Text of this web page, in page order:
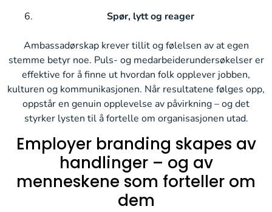
Spør, lytt og reager
Ambassadørskap krever tillit og følelsen av at egen
stemme betyr noe. Puls- og medarbeiderundersøkelser er
effektive for å finne ut hvordan folk opplever jobben,
kulturen og kommunikasjonen. Når resultatene følges opp,
oppstår en genuin opplevelse av påvirkning – og det
styrker lysten til å fortelle om organisasjonen utad.
Employer branding skapes av
handlinger – og av
menneskene som forteller om
dem